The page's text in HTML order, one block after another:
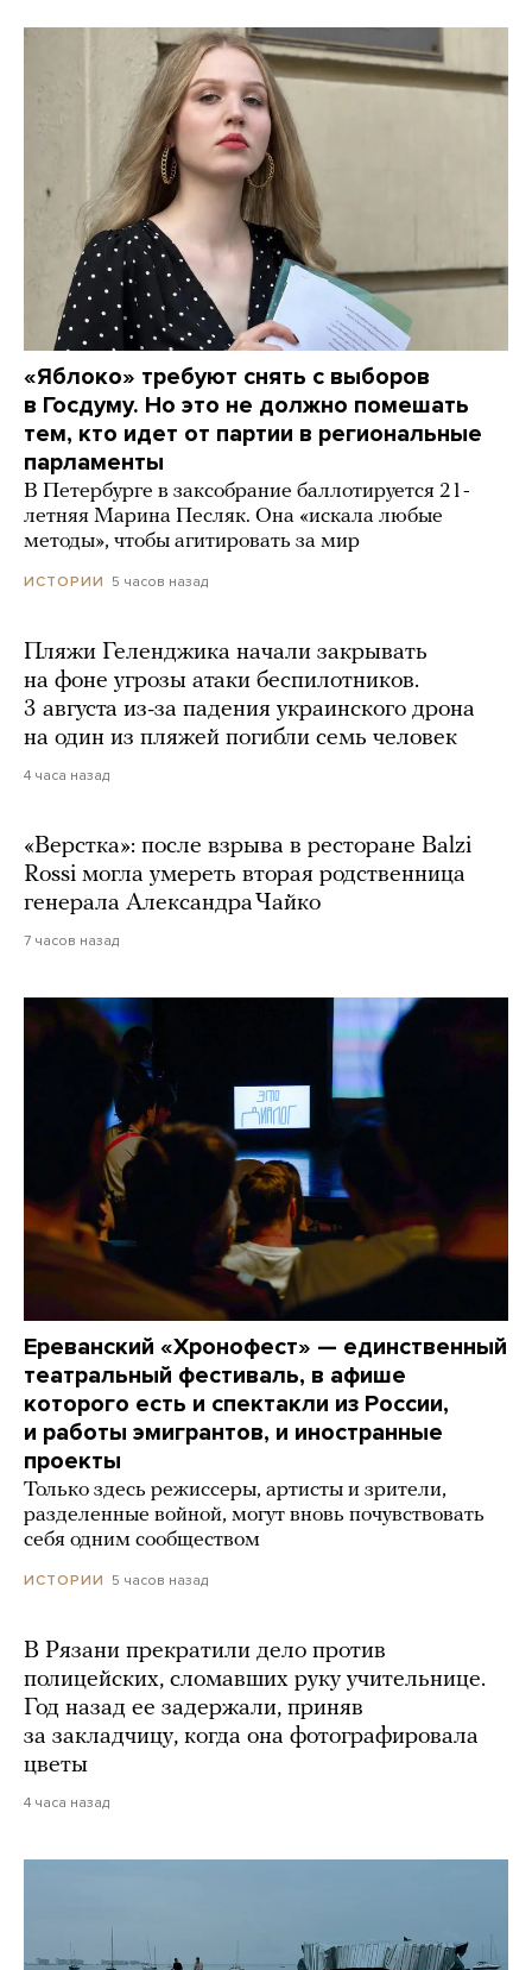
«Яблоко» требуют снять с выборов
в Госдуму. Но это не должно помешать
тем, кто идет от партии в региональные
парламенты
В Петербурге в заксобрание баллотируется 21-
летняя Марина Песляк. Она «искала любые
методы», чтобы агитировать за мир
ИСТОРИИ 5 часов назад
Пляжи Геленджика начали закрывать
на фоне угрозы атаки беспилотников.
3 августа из-за падения украинского дрона
на один из пляжей погибли семь человек
4 часа назад
«Верстка»: после взрыва в ресторане Balzi
Rossi могла умереть вторая родственница
генерала Александра Чайко
7 часов назад
Ереванский «Хронофест» — единственный
театральный фестиваль, в афише
которого есть и спектакли из России,
и работы эмигрантов, и иностранные
проекты
Только здесь режиссеры, артисты и зрители,
разделенные войной, могут вновь почувствовать
себя одним сообществом
ИСТОРИИ 5 часов назад
В Рязани прекратили дело против
полицейских, сломавших руку учительнице.
Год назад ее задержали, приняв
за закладчицу, когда она фотографировала
цветы
4 часа назад